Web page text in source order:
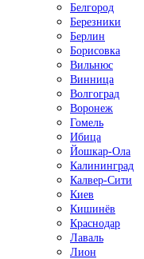
Белгород
Березники
Берлин
Борисовка
Вильнюс
Винница
Волгоград
Воронеж
Гомель
Ибица
Йошкар-Ола
Калининград
Калвер-Сити
Киев
Кишинёв
Краснодар
Лаваль
Лион